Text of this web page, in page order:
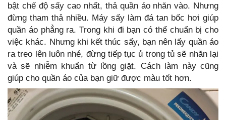
bật chế độ sấy cao nhất, thả quần áo nhăn vào. Nhưng
đừng tham thả nhiều. Máy sấy làm đá tan bốc hơi giúp
quần áo phẳng ra. Trong khi đi bạn có thể chuẩn bị cho
việc khác. Nhưng khi kết thúc sấy, bạn nên lấy quần áo
ra treo lên luôn nhé, đừng tiếp tục ủ trong tủ sẽ nhăn lại
và sẽ nhiễm khuẩn từ lồng giặt. Cách làm này cũng
giúp cho quần áo của bạn giữ được màu tốt hơn.